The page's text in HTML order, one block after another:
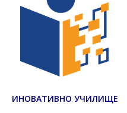
ИНОВАТИВНО УЧИЛИЩЕ